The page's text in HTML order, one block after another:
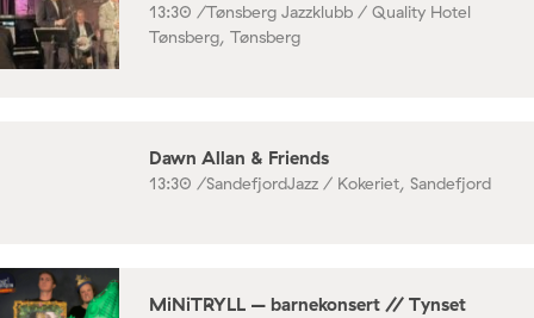
13:30 /Tønsberg Jazzklubb / Quality Hotel
Tønsberg, Tønsberg
Dawn Allan & Friends
13:30 /SandefjordJazz / Kokeriet, Sandefjord
MiNiTRYLL – barnekonsert // Tynset